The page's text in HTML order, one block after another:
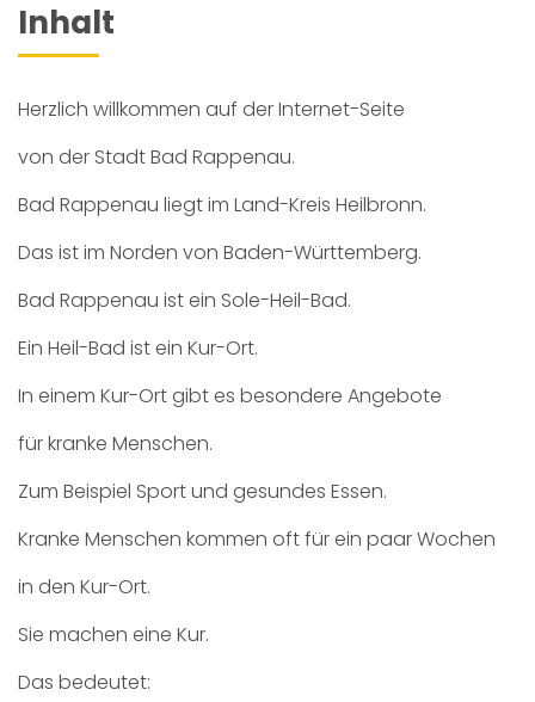
Inhalt
Herzlich willkommen auf der Internet-Seite
von der Stadt Bad Rappenau.
Bad Rappenau liegt im Land-Kreis Heilbronn.
Das ist im Norden von Baden-Württemberg.
Bad Rappenau ist ein Sole-Heil-Bad.
Ein Heil-Bad ist ein Kur-Ort.
In einem Kur-Ort gibt es besondere Angebote
für kranke Menschen.
Zum Beispiel Sport und gesundes Essen.
Kranke Menschen kommen oft für ein paar Wochen
in den Kur-Ort.
Sie machen eine Kur.
Das bedeutet: